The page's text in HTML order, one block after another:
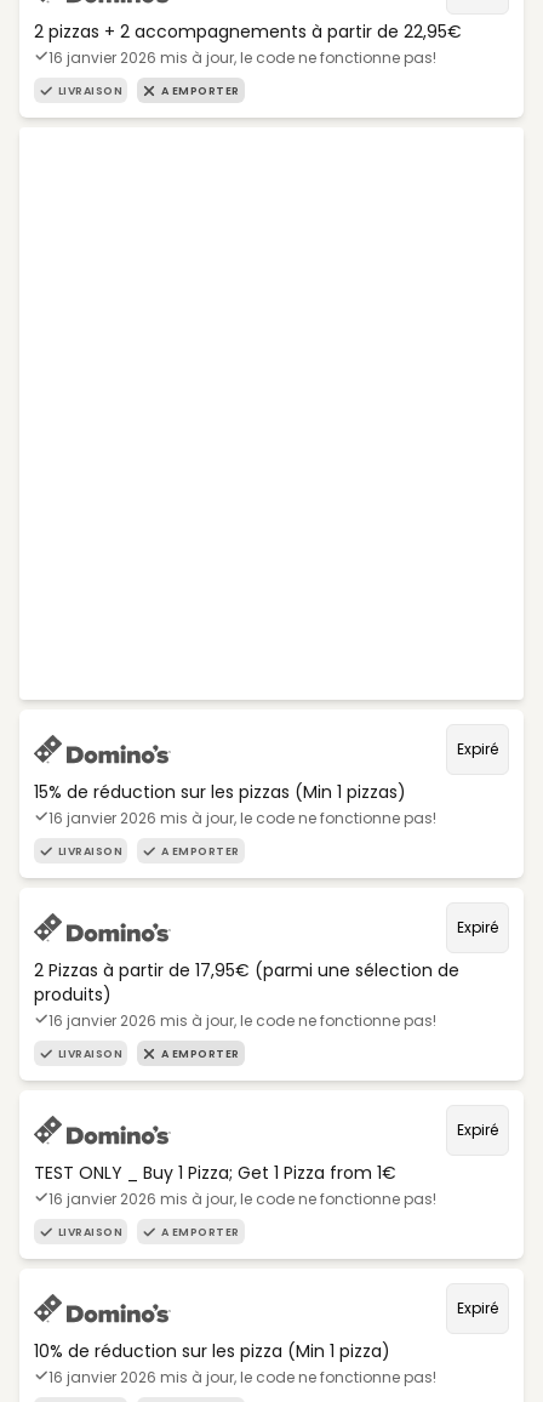
2 pizzas + 2 accompagnements à partir de 22,95€
16 janvier 2026 mis à jour, le code ne fonctionne pas!
LIVRAISON A EMPORTER
Expiré
15% de réduction sur les pizzas (Min 1 pizzas)
16 janvier 2026 mis à jour, le code ne fonctionne pas!
LIVRAISON A EMPORTER
Expiré
2 Pizzas à partir de 17,95€ (parmi une sélection de
produits)
16 janvier 2026 mis à jour, le code ne fonctionne pas!
LIVRAISON A EMPORTER
Expiré
TEST ONLY _ Buy 1 Pizza; Get 1 Pizza from 1€
16 janvier 2026 mis à jour, le code ne fonctionne pas!
LIVRAISON A EMPORTER
Expiré
10% de réduction sur les pizza (Min 1 pizza)
16 janvier 2026 mis à jour, le code ne fonctionne pas!